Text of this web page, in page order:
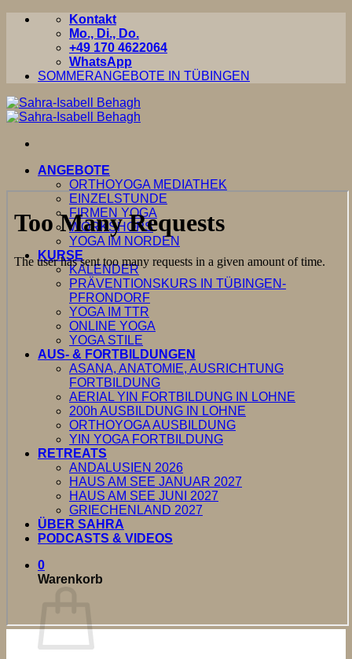
Zum
Kontakt
Mo., Di., Do.
+49 170 4622064
WhatsApp
SOMMERANGEBOTE IN TÜBINGEN
ANGEBOTE
ORTHOYOGA MEDIATHEK
EINZELSTUNDE
FIRMEN YOGA
WORKSHOPS
YOGA IM NORDEN
KURSE
KALENDER
PRÄVENTIONSKURS IN TÜBINGEN-
PFRONDORF
YOGA IM TTR
ONLINE YOGA
YOGA STILE
AUS- & FORTBILDUNGEN
ASANA, ANATOMIE, AUSRICHTUNG
FORTBILDUNG
AERIAL YIN FORTBILDUNG IN LOHNE
200h AUSBILDUNG IN LOHNE
ORTHOYOGA AUSBILDUNG
YIN YOGA FORTBILDUNG
RETREATS
ANDALUSIEN 2026
HAUS AM SEE JANUAR 2027
HAUS AM SEE JUNI 2027
GRIECHENLAND 2027
ÜBER SAHRA
PODCASTS & VIDEOS
0
Warenkorb